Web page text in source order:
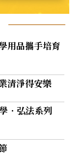
用品攜手培育
清淨得安樂
．弘法系列